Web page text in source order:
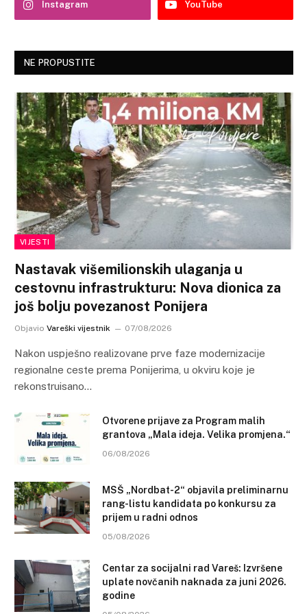
Instagram YouTube
NE PROPUSTITE
VIJESTI
Nastavak višemilionskih ulaganja u
cestovnu infrastrukturu: Nova dionica za
još bolju povezanost Ponijera
Objavio Vareški vijestnik 07/08/2026
Nakon uspješno realizovane prve faze modernizacije
regionalne ceste prema Ponijerima, u okviru koje je
rekonstruisano…
Otvorene prijave za Program malih
grantova „Mala ideja. Velika promjena.“
06/08/2026
MSŠ „Nordbat-2“ objavila preliminarnu
rang-listu kandidata po konkursu za
prijem u radni odnos
05/08/2026
Centar za socijalni rad Vareš: Izvršene
uplate novčanih naknada za juni 2026.
godine